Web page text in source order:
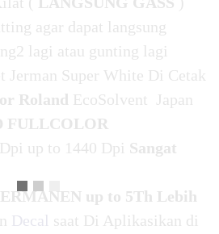
agar dapat langsung
lagi atau gunting lagi
Jerman Super White Di Cetak
Roland EcoSolvent Japan
FULLCOLOR
up to 1440 Dpi Sangat
up to 5Th Lebih
Decal saat Di Aplikasikan di